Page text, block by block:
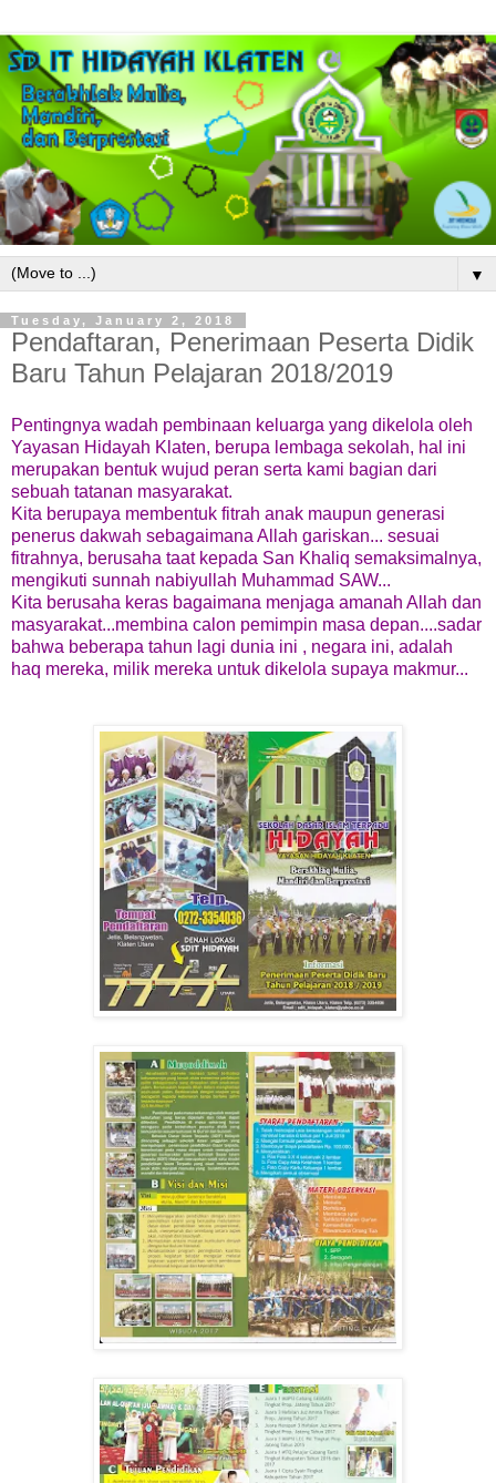
▼
Tuesday, January 2, 2018
Pendaftaran, Penerimaan Peserta Didik
Baru Tahun Pelajaran 2018/2019
Pentingnya wadah pembinaan keluarga yang dikelola oleh
Yayasan Hidayah Klaten, berupa lembaga sekolah, hal ini
merupakan bentuk wujud peran serta kami bagian dari
sebuah tatanan masyarakat.
Kita berupaya membentuk fitrah anak maupun generasi
penerus dakwah sebagaimana Allah gariskan... sesuai
fitrahnya, berusaha taat kepada San Khaliq semaksimalnya,
mengikuti sunnah nabiyullah Muhammad SAW...
Kita berusaha keras bagaimana menjaga amanah Allah dan
masyarakat...membina calon pemimpin masa depan....sadar
bahwa beberapa tahun lagi dunia ini , negara ini, adalah
haq mereka, milik mereka untuk dikelola supaya makmur...